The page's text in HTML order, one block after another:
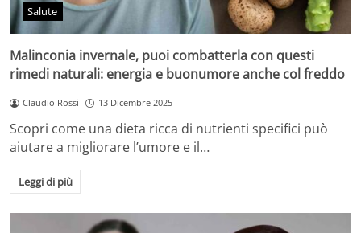
Salute
Malinconia invernale, puoi combatterla con questi
rimedi naturali: energia e buonumore anche col freddo
Claudio Rossi 13 Dicembre 2025
Scopri come una dieta ricca di nutrienti specifici può
aiutare a migliorare l’umore e il…
Leggi di più